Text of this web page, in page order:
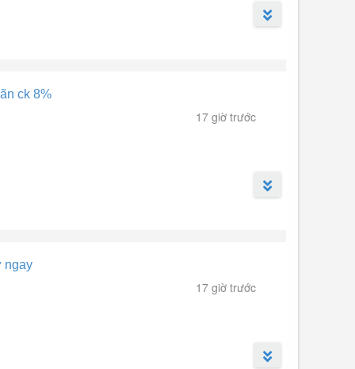
tiệc... Công viên ven sông 4500m².
ck 8%
17 giờ trước
ngay
17 giờ trước